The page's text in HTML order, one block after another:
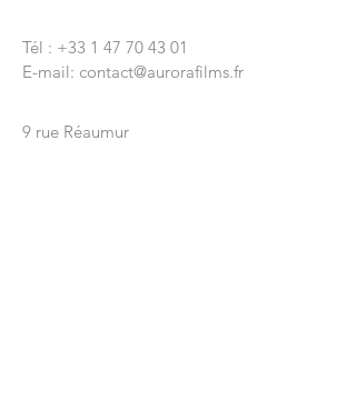
Tél : +33 1 47 70 43 01
E-mail: contact@aurorafilms.fr
9 rue Réaumur